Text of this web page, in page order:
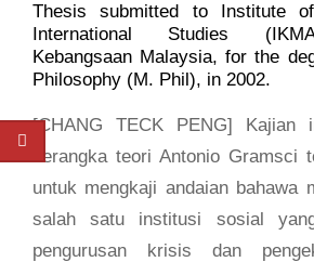
Thesis submitted to Institute
International Studies
Kebangsaan Malaysia, for the
Philosophy (M. Phil), in 2002.
[CHANG TECK PENG] Kajian
kerangka teori Antonio Gramsci
untuk mengkaji andaian bahawa
salah satu institusi sosial
pengurusan krisis dan